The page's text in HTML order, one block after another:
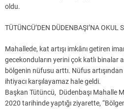
oldu.
TÜTÜNCÜ’DEN DÜDENBAŞI’NA OKUL
Mahallede, kat artışı imkânı getiren
gecekonduların yerini çok katlı binalar
bölgenin nüfusu arttı. Nüfus
ihtiyacı karşılayamaz hale geldi.
Başkan Tütüncü, Düdenbaşı Mahalle
2020 tarihinde yaptığı ziyarette,